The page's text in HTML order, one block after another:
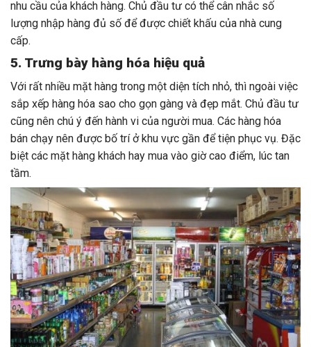
nhu cầu của khách hàng. Chủ đầu tư có thể cân nhắc số
lượng nhập hàng đủ số để được chiết khấu của nhà cung
cấp.
5. Trưng bày hàng hóa hiệu quả
Với rất nhiều mặt hàng trong một diện tích nhỏ, thì ngoài việc
sắp xếp hàng hóa sao cho gọn gàng và đẹp mắt. Chủ đầu tư
cũng nên chú ý đến hành vi của người mua. Các hàng hóa
bán chạy nên được bố trí ở khu vực gần để tiện phục vụ. Đặc
biệt các mặt hàng khách hay mua vào giờ cao điểm, lúc tan
tầm.